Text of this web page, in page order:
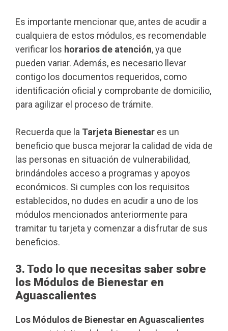
Es importante mencionar que, antes de acudir a
cualquiera de estos módulos, es recomendable
verificar los horarios de atención, ya que
pueden variar. Además, es necesario llevar
contigo los documentos requeridos, como
identificación oficial y comprobante de domicilio,
para agilizar el proceso de trámite.
Recuerda que la Tarjeta Bienestar es un
beneficio que busca mejorar la calidad de vida de
las personas en situación de vulnerabilidad,
brindándoles acceso a programas y apoyos
económicos. Si cumples con los requisitos
establecidos, no dudes en acudir a uno de los
módulos mencionados anteriormente para
tramitar tu tarjeta y comenzar a disfrutar de sus
beneficios.
3. Todo lo que necesitas saber sobre
los Módulos de Bienestar en
Aguascalientes
Los Módulos de Bienestar en Aguascalientes